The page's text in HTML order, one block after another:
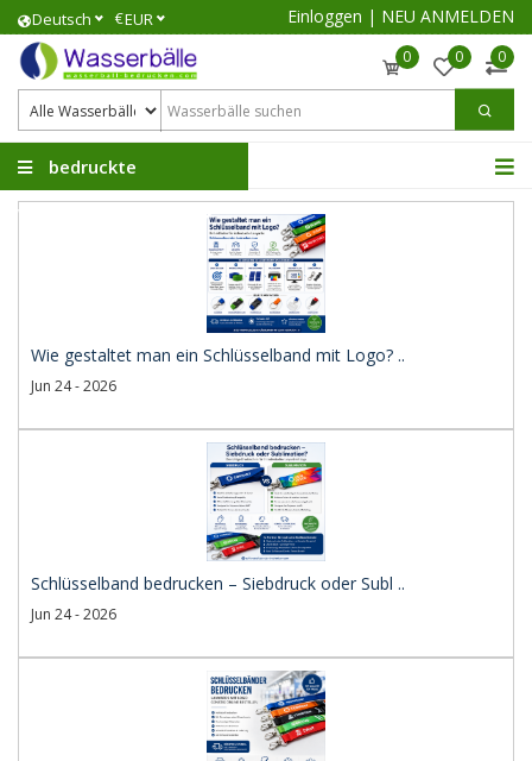
Deutsch €EUR Einloggen | NEU ANMELDEN
0 0 0
bedruckte
Wasserbälle
Wie gestaltet man ein Schlüsselband mit Logo? ..
Jun 24 - 2026
Schlüsselband bedrucken – Siebdruck oder Subl ..
Jun 24 - 2026